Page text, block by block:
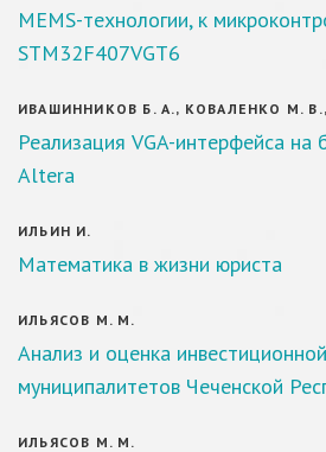
MEMS-технологии, к
STM32F407VGT6
ИВАШИННИКОВ Б. А., КОВАЛЕНКО М.
Реализация VGA-интерфейса на
Altera
ИЛЬИН И.
Математика в жизни юриста
ИЛЬЯСОВ М. М.
Анализ и оценка
муниципалитетов Чеченской
ИЛЬЯСОВ М. М.